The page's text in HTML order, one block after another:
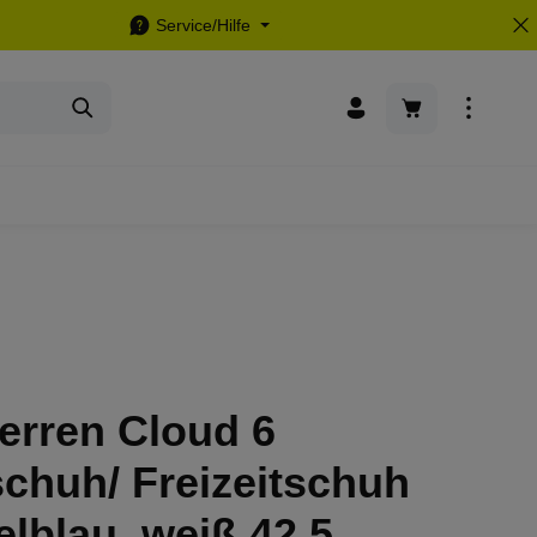
Service/Hilfe
Warenkorb
Cloud 6
Freizeitschuh